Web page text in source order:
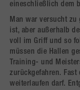
eineschließlich dem
Man war versucht zu
ist, aber außerhalb
voll im Griff und so
müssen die Hallen
Training- und
zurückgefahren.
weiterlaufen darf.